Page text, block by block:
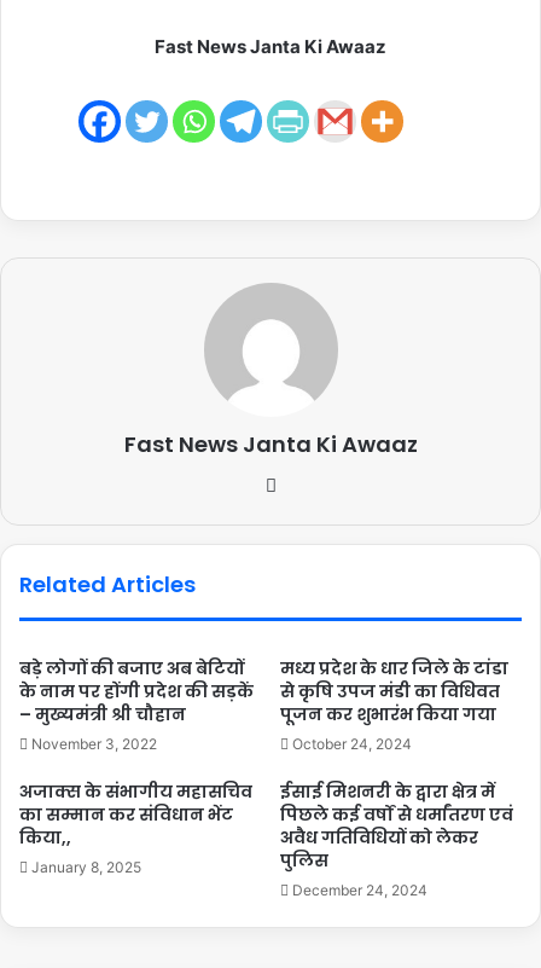
Fast News Janta Ki Awaaz
Fast News Janta Ki Awaaz
Related Articles
बड़े लोगों की बजाए अब बेटियों
के नाम पर होंगी प्रदेश की सड़कें
– मुख्यमंत्री श्री चौहान
November 3, 2022
मध्य प्रदेश के धार जिले के टांडा
से कृषि उपज मंडी का विधिवत
पूजन कर शुभारंभ किया गया
October 24, 2024
अजाक्स के संभागीय महासचिव
का सम्मान कर संविधान भेंट
किया,,
January 8, 2025
ईसाई मिशनरी के द्वारा क्षेत्र में
पिछले कई वर्षों से धर्मांतरण एवं
अवैध गतिविधियों को लेकर
पुलिस
December 24, 2024